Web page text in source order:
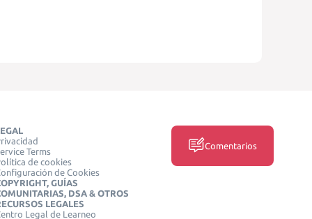
Terms
de cookies
de Cookies
GUÍAS
DSA & OTROS
LEGALES
Legal de Learneo
Comentarios